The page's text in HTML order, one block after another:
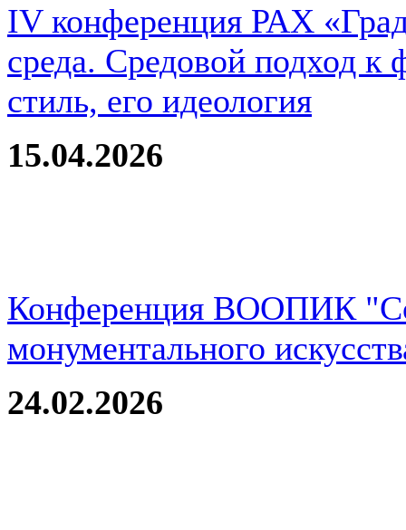
IV конференция РАХ
среда. Средовой подход
стиль, его идеология
15.04.2026
Конференция ВООПИК
монументального
24.02.2026